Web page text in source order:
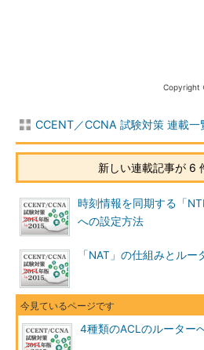
Copyright
CCENT／CCNA 試験対策 連載一
新しい連載記事が 6
時刻情報を同期する「
への設定方法
「NAT」の仕組みとル
4種類のACLのルーター